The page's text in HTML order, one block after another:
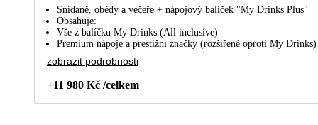
Snídaně, obědy a večeře + nápojový balíček "My Drinks Plus"
Obsahuje:
Vše z balíčku My Drinks (All inclusive)
Premium nápoje a prestižní značky (rozšířené oproti My Drinks)
zobrazit podrobnosti
+11 980 Kč /celkem